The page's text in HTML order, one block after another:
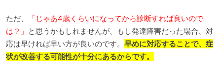
ただ、
「じゃあ4歳くらいになってから診断すれば良いので
は？」 と思うかもしれませんが、もし発達障害だった場合、対
応は早ければ早い方が良いのです。 早めに対応することで、症
状が改善する可能性が十分にあるからです。